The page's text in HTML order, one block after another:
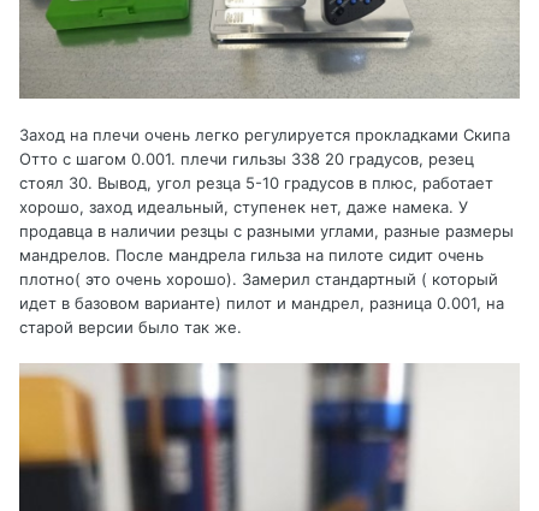
Заход на плечи очень легко регулируется прокладками Скипа
Отто с шагом 0.001. плечи гильзы 338 20 градусов, резец
стоял 30. Вывод, угол резца 5-10 градусов в плюс, работает
хорошо, заход идеальный, ступенек нет, даже намека. У
продавца в наличии резцы с разными углами, разные размеры
мандрелов. После мандрела гильза на пилоте сидит очень
плотно( это очень хорошо). Замерил стандартный ( который
идет в базовом варианте) пилот и мандрел, разница 0.001, на
старой версии было так же.